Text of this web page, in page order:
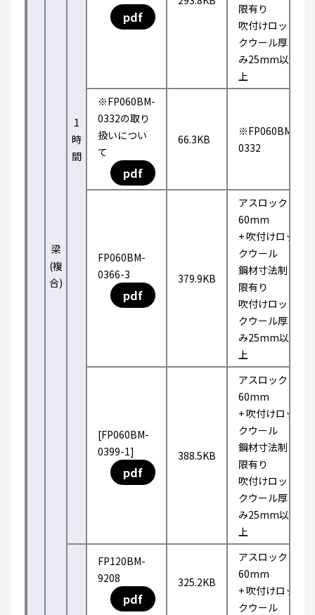
梁
(複
合)
1
時
間
pdf
限有り
吹付けロッ
クウール厚
み25mm以
上
※FP060BM-
0332の取り
扱いについ
て
pdf
66.3KB
※FP060BM-
0332
FP060BM-
0366-3
pdf
379.9KB
アスロック
60mm
+ 吹付けロッ
クウール
鋼材寸法制
限有り
吹付けロッ
クウール厚
み25mm以
上
[FP060BM-
0399-1]
pdf
388.5KB
アスロック
60mm
+ 吹付けロッ
クウール
鋼材寸法制
限有り
吹付けロッ
クウール厚
み25mm以
上
FP120BM-
9208
pdf
325.2KB
アスロック
60mm
+ 吹付けロッ
クウール